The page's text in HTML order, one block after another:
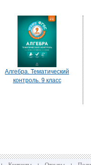
Алгебра. Тематический
контроль. 9 класс